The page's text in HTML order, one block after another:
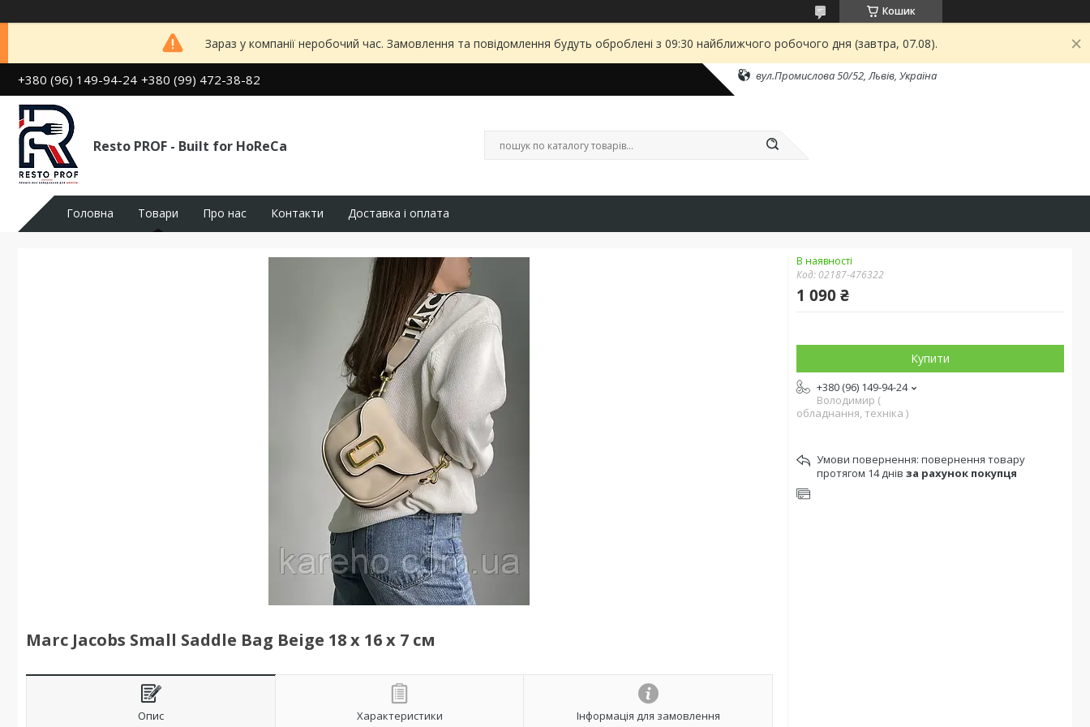
Кошик
Зараз у компанії неробочий час. Замовлення та повідомлення будуть оброблені з 09:30 найближчого робочого дня (завтра, 07.08).
+380 (96) 149-94-24 +380 (99) 472-38-82 вул.Промислова 50/52, Львів, Україна
Resto PROF - Built for HoReCa
Головна Товари Про нас Контакти Доставка і оплата
Marc Jacobs Small Saddle Bag Beige 18 х 16 х 7 см
Опис Характеристики Інформація для замовлення
В наявності
Код: 02187-476322
1 090 ₴
Купити
+380 (96) 149-94-24
Володимир (
обладнання, техніка )
повернення товару
протягом 14 днів за рахунок покупця